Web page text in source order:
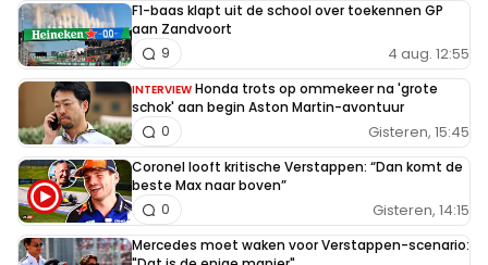
F1-baas klapt uit de school over toekennen GP
aan Zandvoort
4 aug. 12:55
9
INTERVIEW Honda trots op ommekeer na 'grote
schok' aan begin Aston Martin-avontuur
Gisteren, 15:45
0
Coronel looft kritische Verstappen: “Dan komt de
beste Max naar boven”
Gisteren, 14:15
0
Mercedes moet waken voor Verstappen-scenario: